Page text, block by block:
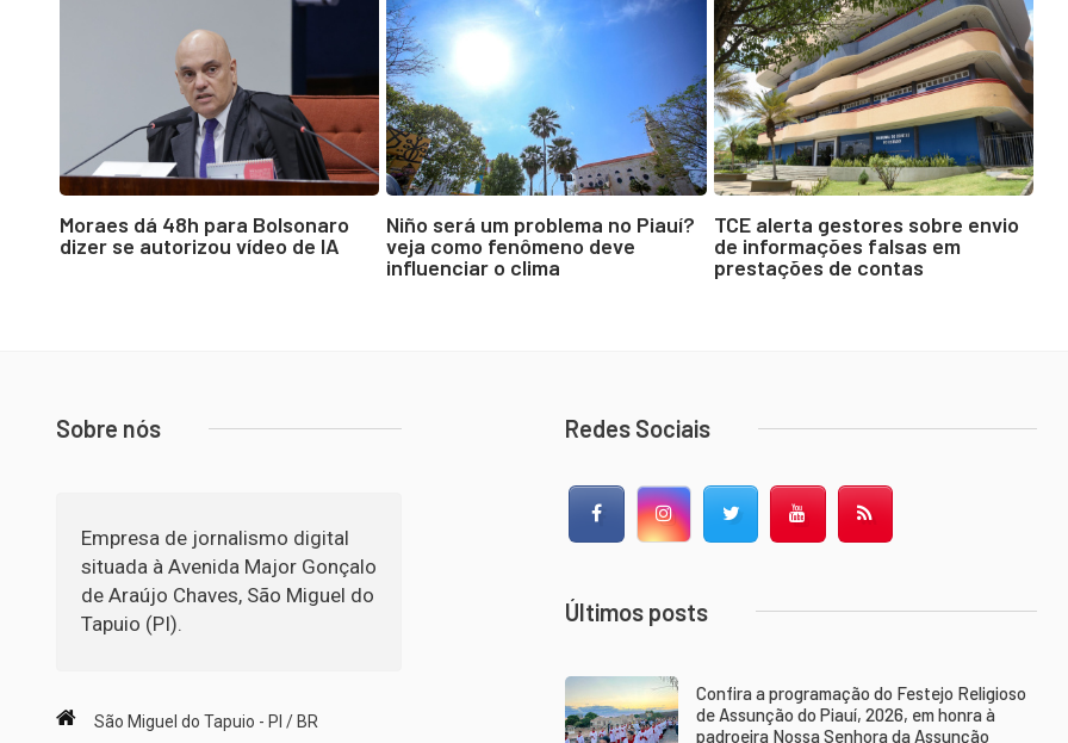
Moraes dá 48h para Bolsonaro
dizer se autorizou vídeo de IA
Niño será um problema no Piauí?
veja como fenômeno deve
influenciar o clima
TCE alerta gestores sobre envio
de informações falsas em
prestações de contas
Sobre nós
Empresa de jornalismo digital
situada à Avenida Major Gonçalo
de Araújo Chaves, São Miguel do
Tapuio (PI).
São Miguel do Tapuio - PI / BR
Redes Sociais
FacebookInstagram Twitter YouTube
Últimos posts
Confira a programação do Festejo Religioso
de Assunção do Piauí, 2026, em honra à
padroeira Nossa Senhora da Assunção